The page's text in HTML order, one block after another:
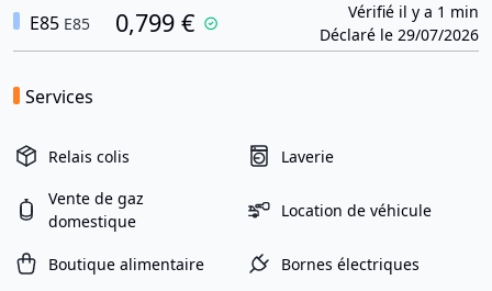
E85 E85 0,799 €
Vérifié il y a 1 min
Déclaré le 29/07/2026
Services
Relais colis Laverie
Vente de gaz
domestique
Location de véhicule
Boutique alimentaire Bornes électriques